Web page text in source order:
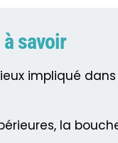
savoir
impliqué
la